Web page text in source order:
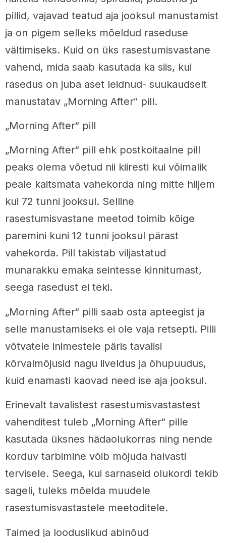
pillid, vajavad teatud aja jooksul manustamist
ja on pigem selleks mõeldud raseduse
vältimiseks. Kuid on üks rasestumisvastane
vahend, mida saab kasutada ka siis, kui
rasedus on juba aset leidnud- suukaudselt
manustatav „Morning After“ pill.
„Morning After“ pill
„Morning After“ pill ehk postkoitaalne pill
peaks olema võetud nii kiiresti kui võimalik
peale kaitsmata vahekorda ning mitte hiljem
kui 72 tunni jooksul. Selline
rasestumisvastane meetod toimib kõige
paremini kuni 12 tunni jooksul pärast
vahekorda. Pill takistab viljastatud
munarakku emaka seintesse kinnitumast,
seega rasedust ei teki.
„Morning After“ pilli saab osta apteegist ja
selle manustamiseks ei ole vaja retsepti. Pilli
võtvatele inimestele päris tavalisi
kõrvalmõjusid nagu iiveldus ja õhupuudus,
kuid enamasti kaovad need ise aja jooksul.
Erinevalt tavalistest rasestumisvastastest
vahenditest tuleb „Morning After“ pille
kasutada üksnes hädaolukorras ning nende
korduv tarbimine võib mõjuda halvasti
tervisele. Seega, kui sarnaseid olukordi tekib
sageli, tuleks mõelda muudele
rasestumisvastastele meetoditele.
Taimed ja looduslikud abinõud